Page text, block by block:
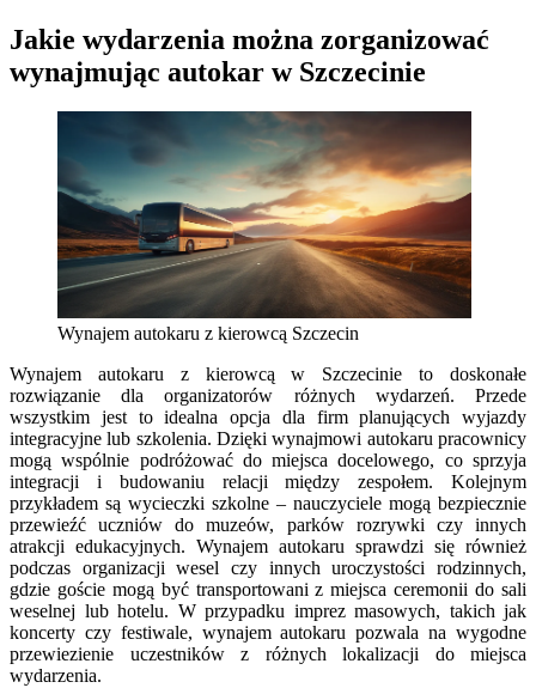
Jakie wydarzenia można zorganizować
wynajmując autokar w Szczecinie
Wynajem autokaru z kierowcą Szczecin
Wynajem autokaru z kierowcą w Szczecinie to doskonałe
rozwiązanie dla organizatorów różnych wydarzeń. Przede
wszystkim jest to idealna opcja dla firm planujących wyjazdy
integracyjne lub szkolenia. Dzięki wynajmowi autokaru pracownicy
mogą wspólnie podróżować do miejsca docelowego, co sprzyja
integracji i budowaniu relacji między zespołem. Kolejnym
przykładem są wycieczki szkolne – nauczyciele mogą bezpiecznie
przewieźć uczniów do muzeów, parków rozrywki czy innych
atrakcji edukacyjnych. Wynajem autokaru sprawdzi się również
podczas organizacji wesel czy innych uroczystości rodzinnych,
gdzie goście mogą być transportowani z miejsca ceremonii do sali
weselnej lub hotelu. W przypadku imprez masowych, takich jak
koncerty czy festiwale, wynajem autokaru pozwala na wygodne
przewiezienie uczestników z różnych lokalizacji do miejsca
wydarzenia.